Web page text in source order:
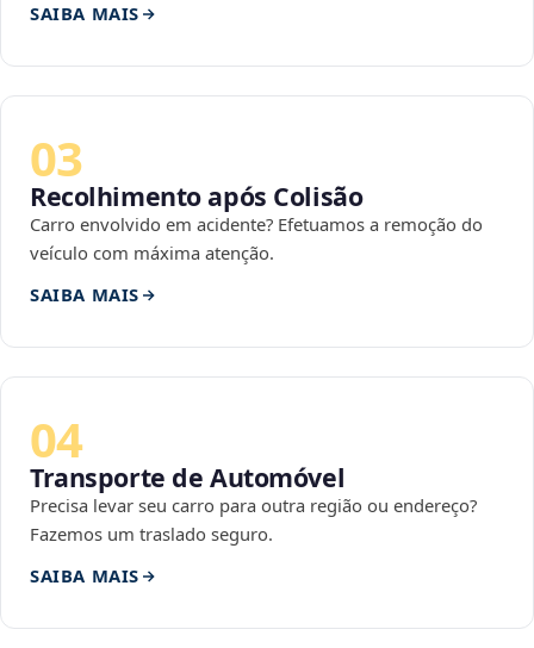
SAIBA MAIS
03
Recolhimento após Colisão
Carro envolvido em acidente? Efetuamos a remoção do
veículo com máxima atenção.
SAIBA MAIS
04
Transporte de Automóvel
Precisa levar seu carro para outra região ou endereço?
Fazemos um traslado seguro.
SAIBA MAIS